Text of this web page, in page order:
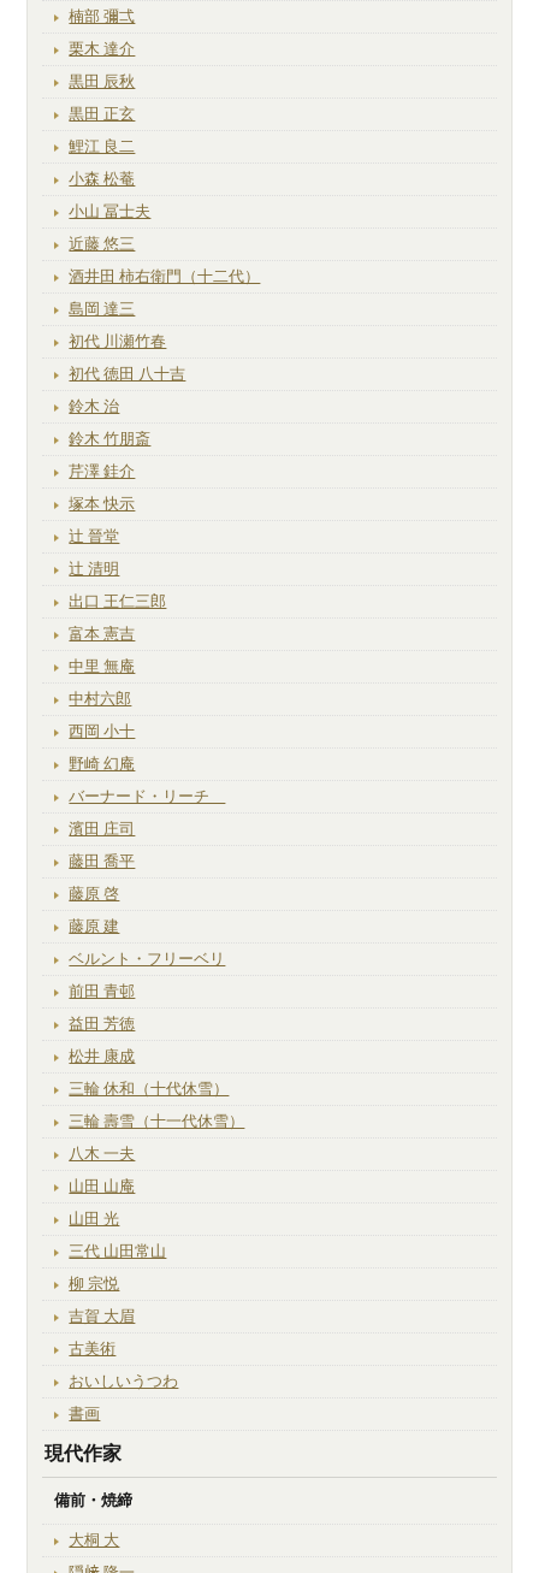
楠部 彌弌
栗木 達介
黒田 辰秋
黒田 正玄
鯉江 良二
小森 松菴
小山 冨士夫
近藤 悠三
酒井田 柿右衛門（十二代）
島岡 達三
初代 川瀬竹春
初代 徳田 八十吉
鈴木 治
鈴木 竹朋斎
芹澤 銈介
塚本 快示
辻 晉堂
辻 清明
出口 王仁三郎
富本 憲吉
中里 無庵
中村六郎
西岡 小十
野崎 幻庵
バーナード・リーチ
濱田 庄司
藤田 喬平
藤原 啓
藤原 建
ベルント・フリーベリ
前田 青邨
益田 芳徳
松井 康成
三輪 休和（十代休雪）
三輪 壽雪（十一代休雪）
八木 一夫
山田 山庵
山田 光
三代 山田常山
柳 宗悦
吉賀 大眉
古美術
おいしいうつわ
書画
現代作家
備前・焼締
大桐 大